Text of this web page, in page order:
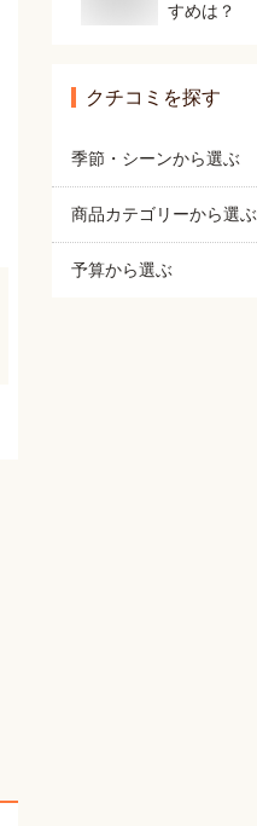
すめは？
クチコミを探す
季節・シーンから選ぶ
商品カテゴリーから選ぶ
予算から選ぶ